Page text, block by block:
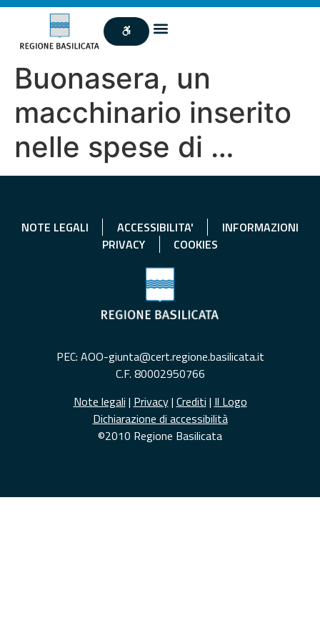
Buonasera, un
macchinario inserito
nelle spese di …
NOTE LEGALI ACCESSIBILITA'
INFORMAZIONI
PRIVACY
COOKIES
PEC: AOO-giunta@cert.regione.basilicata.it
C.F. 80002950766
Note legali | Privacy| Crediti | Il Logo
Dichiarazione di accessibilità
©2010 Regione Basilicata